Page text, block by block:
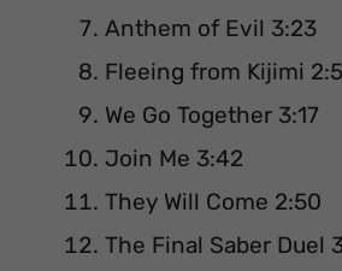
Anthem of Evil 3:23
Fleeing from Kijimi
We Go Together 3:17
Join Me 3:42
They Will Come 2:50
The Final Saber Duel